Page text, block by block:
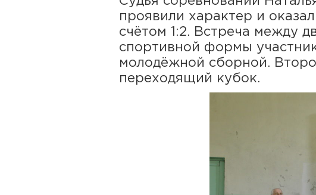
проявили характер и
счётом 1:2. Встреча между
спортивной формы
молодёжной сборной.
переходящий кубок.